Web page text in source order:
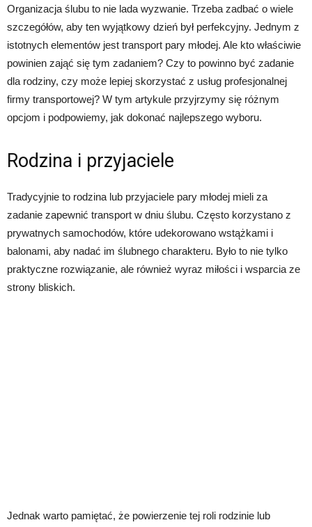
Organizacja ślubu to nie lada wyzwanie. Trzeba zadbać o wiele
szczegółów, aby ten wyjątkowy dzień był perfekcyjny. Jednym z
istotnych elementów jest transport pary młodej. Ale kto właściwie
powinien zająć się tym zadaniem? Czy to powinno być zadanie
dla rodziny, czy może lepiej skorzystać z usług profesjonalnej
firmy transportowej? W tym artykule przyjrzymy się różnym
opcjom i podpowiemy, jak dokonać najlepszego wyboru.
Rodzina i przyjaciele
Tradycyjnie to rodzina lub przyjaciele pary młodej mieli za
zadanie zapewnić transport w dniu ślubu. Często korzystano z
prywatnych samochodów, które udekorowano wstążkami i
balonami, aby nadać im ślubnego charakteru. Było to nie tylko
praktyczne rozwiązanie, ale również wyraz miłości i wsparcia ze
strony bliskich.
Jednak warto pamiętać, że powierzenie tej roli rodzinie lub